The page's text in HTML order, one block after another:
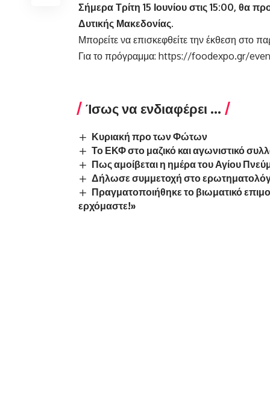
Σήμερα Τρίτη 15 Ιουνίου στις 15:00, θα
Δυτικής Μακεδονίας.
Μπορείτε να επισκεφθείτε την έκθεση στο
Για το πρόγραμμα: https://foodexpo.gr/
Ίσως να ενδιαφέρει ...
Κυριακή προ των Φώτων
Το ΕΚΦ στο μαζικό και αγωνιστικό
Πως αμοίβεται η ημέρα του Αγίου
Δήλωσε συμμετοχή στο
Πραγματοποιήθηκε το βιωματικό
ερχόμαστε!»